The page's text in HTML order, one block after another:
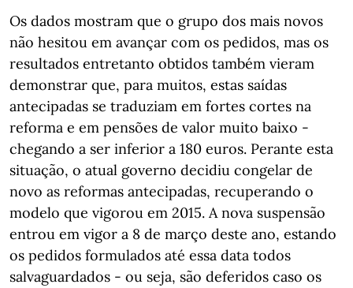
Os dados mostram que o grupo dos mais novos
não hesitou em avançar com os pedidos, mas os
resultados entretanto obtidos também vieram
demonstrar que, para muitos, estas saídas
antecipadas se traduziam em fortes cortes na
reforma e em pensões de valor muito baixo -
chegando a ser inferior a 180 euros. Perante esta
situação, o atual governo decidiu congelar de
novo as reformas antecipadas, recuperando o
modelo que vigorou em 2015. A nova suspensão
entrou em vigor a 8 de março deste ano, estando
os pedidos formulados até essa data todos
salvaguardados - ou seja, são deferidos caso os